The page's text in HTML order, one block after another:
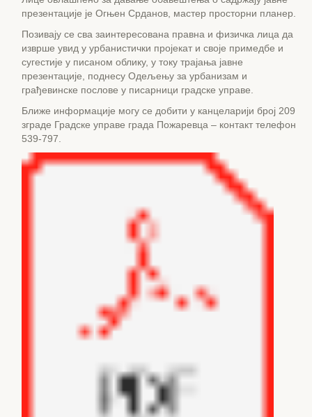
презентације је Огњен Срданов, мастер просторни планер.
Позивају се сва заинтересована правна и физичка лица да
изврше увид у урбанистички пројекат и своје примедбе и
сугестије у писаном облику, у току трајања јавне
презентације, поднесу Одељењу за урбанизам и
грађевинске послове у писарници градске управе.
Ближе информације могу се добити у канцеларији број 209
зграде Градске управе града Пожаревца – контакт телефон
539-797.